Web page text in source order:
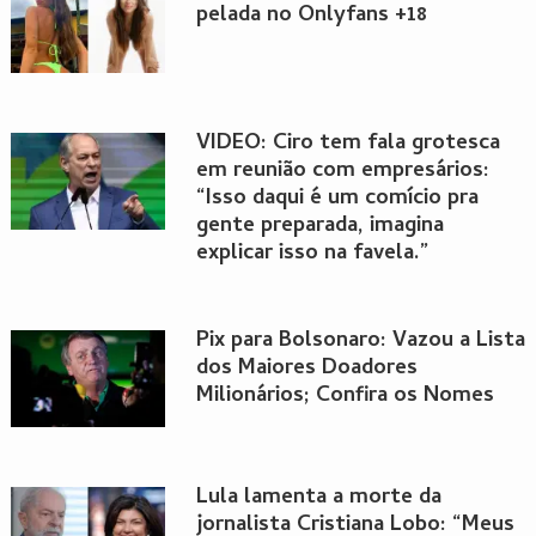
pelada no Onlyfans +18
VIDEO: Ciro tem fala grotesca
em reunião com empresários:
“Isso daqui é um comício pra
gente preparada, imagina
explicar isso na favela.”
Pix para Bolsonaro: Vazou a Lista
dos Maiores Doadores
Milionários; Confira os Nomes
Lula lamenta a morte da
jornalista Cristiana Lobo: “Meus